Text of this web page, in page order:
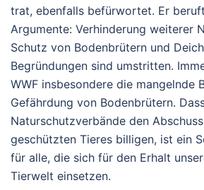
trat, ebenfalls befürwortet. Er
Argumente: Verhinderung weiterer
Schutz von Bodenbrütern und
Begründungen sind umstritten.
WWF insbesondere die mangelnde
Gefährdung von Bodenbrütern.
Naturschutzverbände den
geschützten Tieres billigen, ist ein
für alle, die sich für den Erhalt
Tierwelt einsetzen.